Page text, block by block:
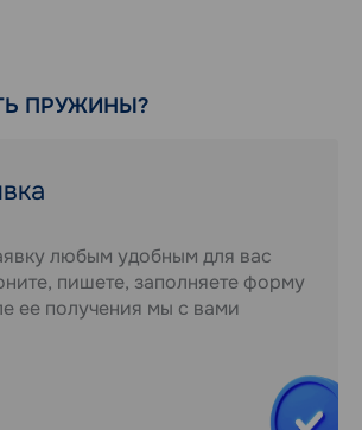
ПРУЖИНЫ?
любым удобным для вас
пишете, заполняете форму
ее получения мы с вами